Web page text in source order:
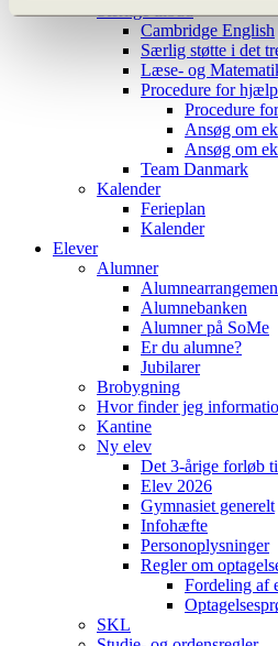
Særlige tilbud
Cambridge English
Særlig støtte i det
Læse- og
Procedure for hjælp
Procedure
Ansøg om
Ansøg om
Team Danmark
Kalender
Ferieplan
Kalender
Elever
Alumner
Alumnebanken
Alumner på SoMe
Er du alumne?
Jubilarer
Brobygning
Hvor finder jeg
Kantine
Ny elev
Det 3-årige forløb
Elev 2026
Gymnasiet generelt
Infohæfte
Personoplysninger
Regler om
Fordeling af
SKL